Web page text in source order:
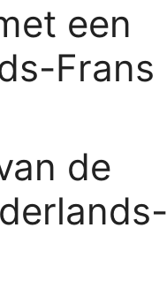
een
Frans
de